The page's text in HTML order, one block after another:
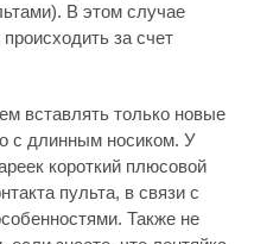
В этом случае
за счет
вставлять только новые
с длинным носиком. У
короткий плюсовой
пульта, в связи с
Также не